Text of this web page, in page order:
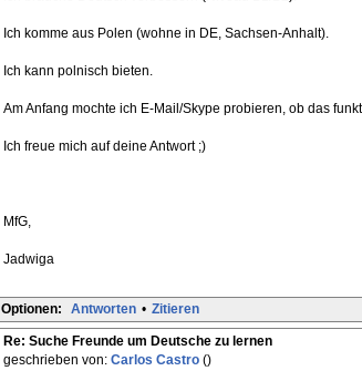
Ich komme aus Polen (wohne in DE, Sachsen-Anhalt).
Ich kann polnisch bieten.
Am Anfang mochte ich E-Mail/Skype probieren, ob das
Ich freue mich auf deine Antwort ;)
MfG,
Jadwiga
Optionen: Antworten • Zitieren
Re: Suche Freunde um Deutsche zu lernen
geschrieben von: Carlos Castro ()